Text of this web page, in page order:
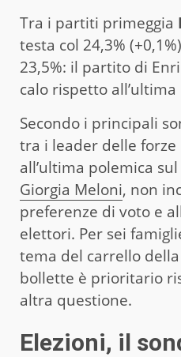
Tra i partiti primeggia
testa col 24,3%
23,5%: il partito di
calo rispetto
Secondo i principali
tra i leader delle
all’ultima polemica sul
Giorgia Meloni, non
preferenze di voto e
elettori. Per sei
tema del carrello
bollette è prioritario
altra questione.
Elezioni, il